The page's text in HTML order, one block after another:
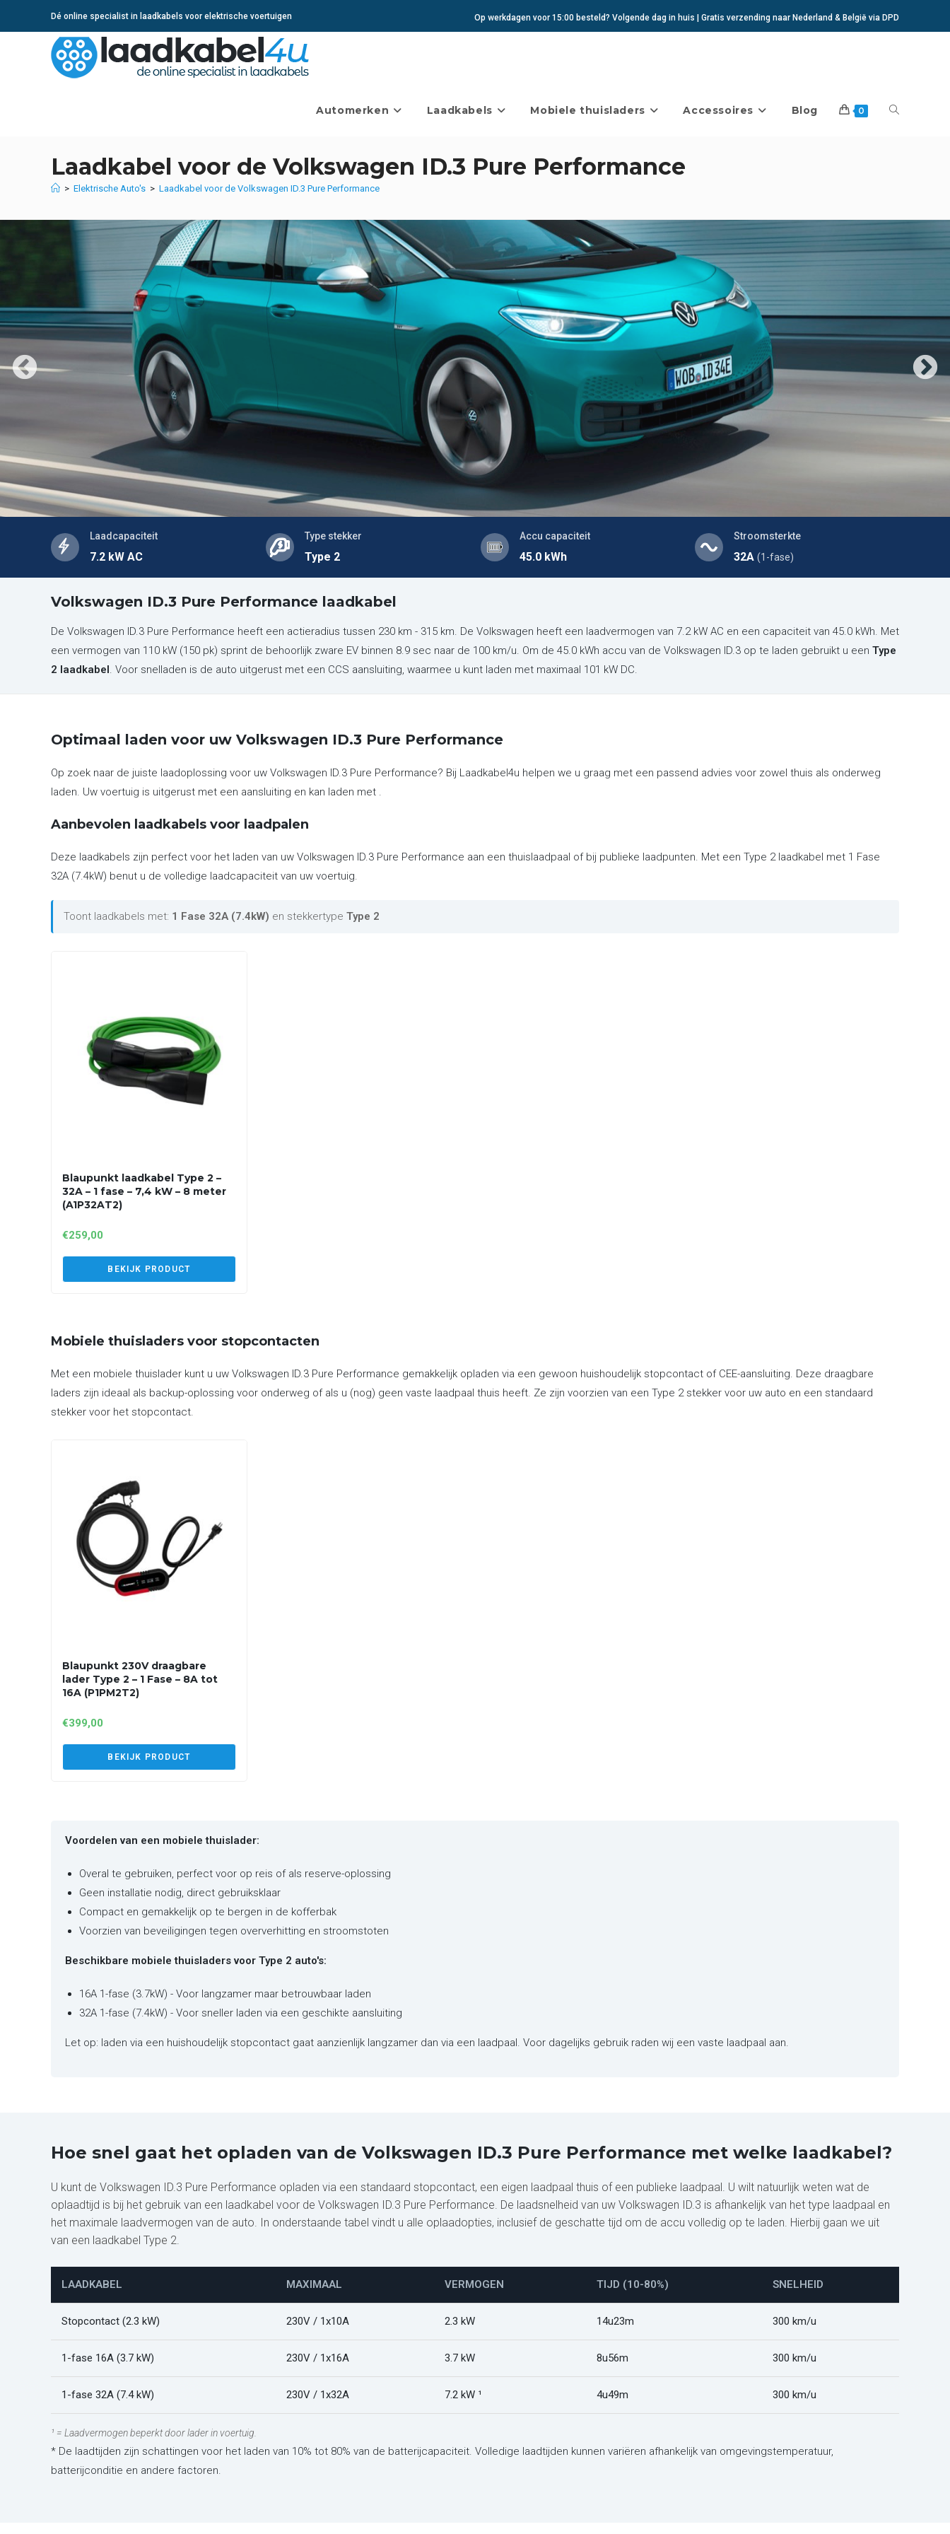
Dé online specialist in laadkabels voor elektrische voertuigen Op werkdagen voor 15:00 besteld? Volgende dag in huis | Gratis verzending naar Nederland & België via DPD
Automerken Laadkabels Mobiele thuisladers Accessoires Blog 0 Toggle
Laadkabel voor de Volkswagen ID.3 Pure Performance
> Elektrische Auto's > Laadkabel voor de Volkswagen ID.3 Pure Performance
Laadcapaciteit
7.2 kW AC
Type stekker
Type 2
Accu capaciteit
45.0 kWh
Stroomsterkte
32A(1-fase)
Volkswagen ID.3 Pure Performance laadkabel
De Volkswagen ID.3 Pure Performance heeft een actieradius tussen 230 km - 315 km. De Volkswagen heeft een laadvermogen van 7.2 kW AC en een capaciteit van 45.0 kWh. Met
een vermogen van 110 kW (150 pk) sprint de behoorlijk zware EV binnen 8.9 sec naar de 100 km/u. Om de 45.0 kWh accu van de Volkswagen ID.3 op te laden gebruikt u een Type
2 laadkabel. Voor snelladen is de auto uitgerust met een CCS aansluiting, waarmee u kunt laden met maximaal 101 kW DC.
Optimaal laden voor uw Volkswagen ID.3 Pure Performance
Op zoek naar de juiste laadoplossing voor uw Volkswagen ID.3 Pure Performance? Bij Laadkabel4u helpen we u graag met een passend advies voor zowel thuis als onderweg
laden. Uw voertuig is uitgerust met een aansluiting en kan laden met .
Aanbevolen laadkabels voor laadpalen
Deze laadkabels zijn perfect voor het laden van uw Volkswagen ID.3 Pure Performance aan een thuislaadpaal of bij publieke laadpunten. Met een Type 2 laadkabel met 1 Fase
32A (7.4kW) benut u de volledige laadcapaciteit van uw voertuig.
Toont laadkabels met: 1 Fase 32A (7.4kW) en stekkertype Type 2
Blaupunkt laadkabel Type 2 –
32A – 1 fase – 7,4 kW – 8 meter
(A1P32AT2)
€259,00
BEKIJK PRODUCT
Mobiele thuisladers voor stopcontacten
Met een mobiele thuislader kunt u uw Volkswagen ID.3 Pure Performance gemakkelijk opladen via een gewoon huishoudelijk stopcontact of CEE-aansluiting. Deze draagbare
laders zijn ideaal als backup-oplossing voor onderweg of als u (nog) geen vaste laadpaal thuis heeft. Ze zijn voorzien van een Type 2 stekker voor uw auto en een standaard
stekker voor het stopcontact.
Blaupunkt 230V draagbare
lader Type 2 – 1 Fase – 8A tot
16A (P1PM2T2)
€399,00
BEKIJK PRODUCT
Voordelen van een mobiele thuislader:
Overal te gebruiken, perfect voor op reis of als reserve-oplossing
Geen installatie nodig, direct gebruiksklaar
Compact en gemakkelijk op te bergen in de kofferbak
Voorzien van beveiligingen tegen oververhitting en stroomstoten
Beschikbare mobiele thuisladers voor Type 2 auto's:
16A 1-fase (3.7kW) - Voor langzamer maar betrouwbaar laden
32A 1-fase (7.4kW) - Voor sneller laden via een geschikte aansluiting
Let op: laden via een huishoudelijk stopcontact gaat aanzienlijk langzamer dan via een laadpaal. Voor dagelijks gebruik raden wij een vaste laadpaal aan.
Hoe snel gaat het opladen van de Volkswagen ID.3 Pure Performance met welke laadkabel?
U kunt de Volkswagen ID.3 Pure Performance opladen via een standaard stopcontact, een eigen laadpaal thuis of een publieke laadpaal. U wilt natuurlijk weten wat de
oplaadtijd is bij het gebruik van een laadkabel voor de Volkswagen ID.3 Pure Performance. De laadsnelheid van uw Volkswagen ID.3 is afhankelijk van het type laadpaal en
het maximale laadvermogen van de auto. In onderstaande tabel vindt u alle oplaadopties, inclusief de geschatte tijd om de accu volledig op te laden. Hierbij gaan we uit
van een laadkabel Type 2.
LAADKABEL MAXIMAAL VERMOGEN TIJD (10-80%) SNELHEID
Stopcontact (2.3 kW) 230V / 1x10A 2.3 kW 14u23m 300 km/u
1-fase 16A (3.7 kW) 230V / 1x16A 3.7 kW 8u56m 300 km/u
1-fase 32A (7.4 kW) 230V / 1x32A 7.2 kW ¹ 4u49m 300 km/u
¹ = Laadvermogen beperkt door lader in voertuig.
* De laadtijden zijn schattingen voor het laden van 10% tot 80% van de batterijcapaciteit. Volledige laadtijden kunnen variëren afhankelijk van omgevingstemperatuur,
batterijconditie en andere factoren.